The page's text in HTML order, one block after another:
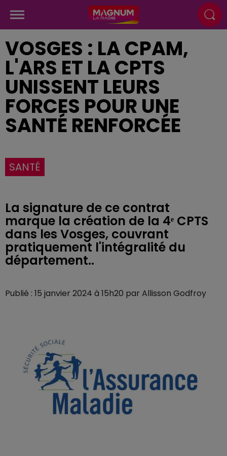
VOSGES : LA CPAM,
L'ARS ET LA CPTS
UNISSENT LEURS
FORCES POUR UNE
SANTÉ RENFORCÉE
SANTÉ
La signature de ce contrat
marque la création de la 4ᵉ CPTS
dans les Vosges, couvrant
pratiquement l'intégralité du
département..
Publié : 15 janvier 2024 à 15h20 par Allisson Godfroy